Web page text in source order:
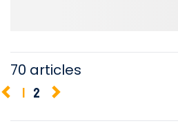
70 articles
1 2